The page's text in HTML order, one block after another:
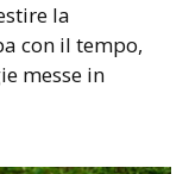
la
con il tempo,
messe in